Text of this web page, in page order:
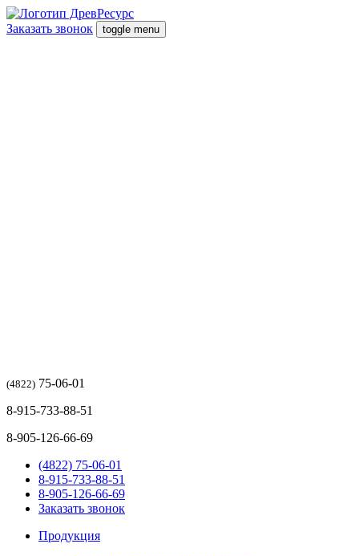
Заказать звонок toggle menu
(4822) 75-06-01
8-915-733-88-51
8-905-126-66-69
(4822) 75-06-01
8-915-733-88-51
8-905-126-66-69
Заказать звонок
Продукция